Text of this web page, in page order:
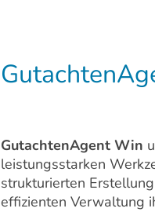
GutachtenAgent Win
leistungsstarken
strukturierten
effizienten Verwaltung